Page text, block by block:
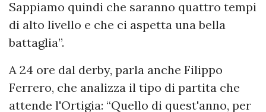
Sappiamo quindi che saranno quattro tempi
di alto livello e che ci aspetta una bella
battaglia”.
A 24 ore dal derby, parla anche Filippo
Ferrero, che analizza il tipo di partita che
attende l'Ortigia: “Quello di quest'anno, per